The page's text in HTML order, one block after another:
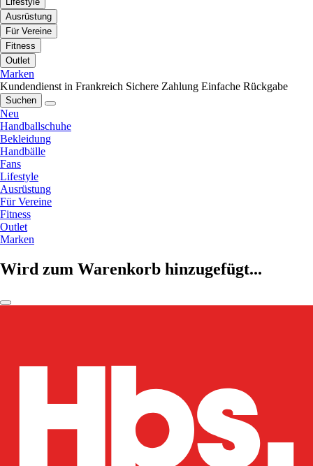
Ausrüstung
Für Vereine
Fitness
Outlet
Marken
Kundendienst in Frankreich Sichere Zahlung Einfache Rückgabe
Suchen
Neu
Handballschuhe
Bekleidung
Handbälle
Fans
Lifestyle
Ausrüstung
Für Vereine
Fitness
Outlet
Marken
Wird zum Warenkorb hinzugefügt...